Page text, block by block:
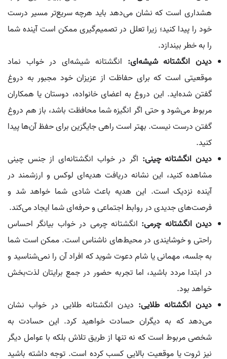
هشداری است که نشان می‌دهد باید هرچه سریع‌تر مسیر درست
خود را پیدا کنید؛ زیرا تعلل در تصمیم‌گیری ممکن است آینده شما
را به خطر بیندازد.
دیدن انگشتانه شیشه‌ای: انگشتانه شیشه‌ای در خواب نماد
موقعیتی است که برای حفاظت از عزیزان خود مجبور به دروغ
گفتن شده‌اید. این دروغ به اعضای خانواده، دوستان یا همکاران
مربوط می‌شود و حتی اگر انگیزه شما محافظت باشد، باز هم دروغ
گفتن درست نیست. بهتر است راهی جایگزین برای حفظ آن‌ها پیدا
کنید.
دیدن انگشتانه چینی: اگر در خواب انگشتانه‌ای از جنس چینی
مشاهده کنید، این نشانه دریافت هدیه‌ای لوکس و ارزشمند در
آینده نزدیک است. این هدیه باعث شادی شما خواهد شد و
فرصت‌های جدیدی در روابط اجتماعی و حرفه‌ای شما ایجاد می‌کند.
دیدن انگشتانه چرمی: انگشتانه چرمی در خواب بیانگر احساس
راحتی و خوشایندی در محیط‌های ناشناس است. ممکن است شما
به جلسه، مهمانی یا شام دعوت شوید که افراد آن را نمی‌شناسید و
در ابتدا مردد باشید، اما تجربه حضور در جمع برایتان لذت‌بخش
خواهد بود.
دیدن انگشتانه طلایی: دیدن انگشتانه طلایی در خواب نشان
می‌دهد که به دیگران حسادت خواهید کرد. این حسادت به
شخصی مربوط است که نه تنها از طریق تلاش بلکه با عوامل دیگر
نیز ثروت یا موقعیت بالایی کسب کرده است. توجه داشته باشید